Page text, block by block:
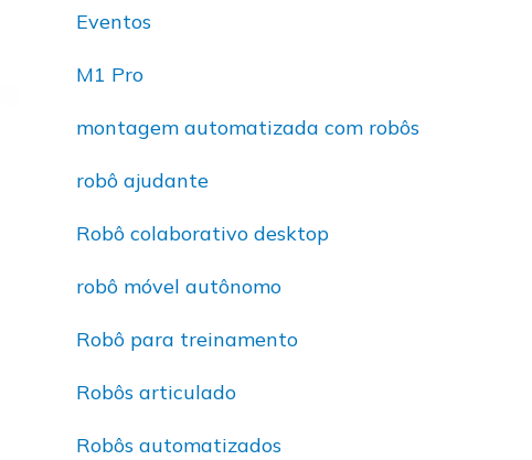
Eventos
M1 Pro
montagem automatizada com robôs
robô ajudante
Robô colaborativo desktop
robô móvel autônomo
Robô para treinamento
Robôs articulado
Robôs automatizados